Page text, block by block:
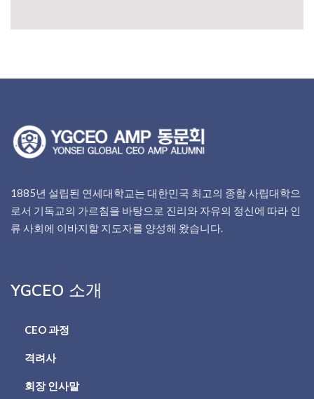
1885년 설립된 연세대학교는 대한민국 최고의 종합 사립대학으
로서 기독교의 가르침을 바탕으로 진리와 자유의 정신에 따라 인
류 사회에 이바지할 지도자를 양성해 왔습니다.
YGCEO 소개
CEO 과정
격려사
회장 인사말